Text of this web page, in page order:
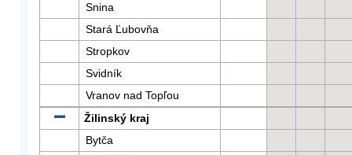
Snina
Stará Ľubovňa
Stropkov
Svidník
Vranov nad Topľou
Žilinský kraj
Bytča